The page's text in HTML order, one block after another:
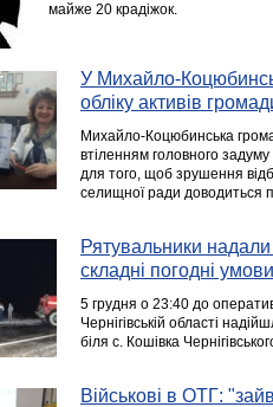
майже 20 крадіжок.
У Михайло-
обліку активів
Михайло-Коцюбинська
втіленням головного
для того, щоб зрушення
селищної ради доводиться
Рятувальники
складні погодні умови
5 грудня о 23:40 до
Чернігівській області
біля с. Кошівка
Військові в ОТГ: